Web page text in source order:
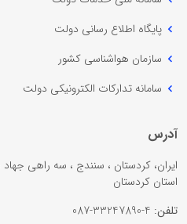
پایگاه اطلاع رسانی دولت
سازمان هواشناسی کشور
سامانه تدارکات الکترونیکی دولت
آدرس
ایران، کردستان ، سنندج ، سه راهی
استان کردستان
تلفن: